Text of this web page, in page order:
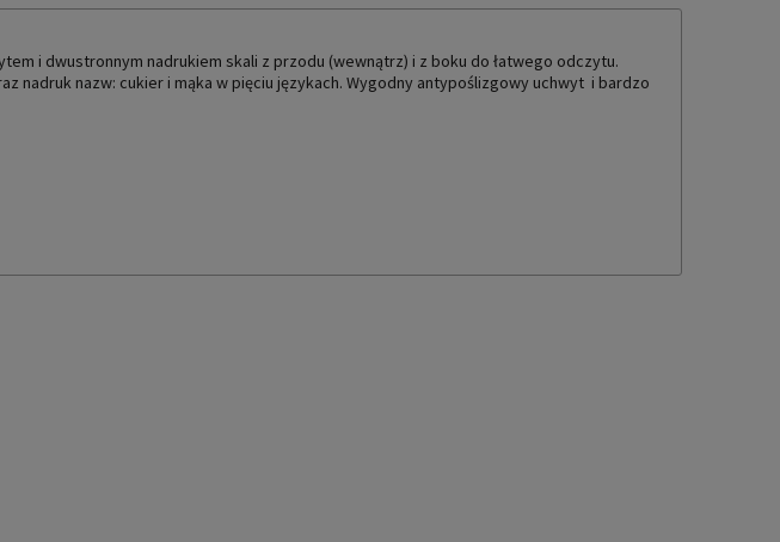
CENA NIE ZAWIERA EWENTUALNYCH KOSZTÓW
PŁATNOŚCI
i dwustronnym nadrukiem skali z przodu (wewnątrz) i z boku do łatwego odczytu.
nadruk nazw: cukier i mąka w pięciu językach. Wygodny antypoślizgowy uchwyt i bardzo